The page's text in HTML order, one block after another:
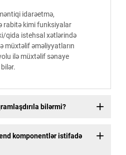
idarəetmə,
rabitə kimi funksiyalar
qida istehsal xətlərində
müxtəlif əməliyyatların
ilə müxtəlif sənaye
bilərmi?
komponentlər istifadə